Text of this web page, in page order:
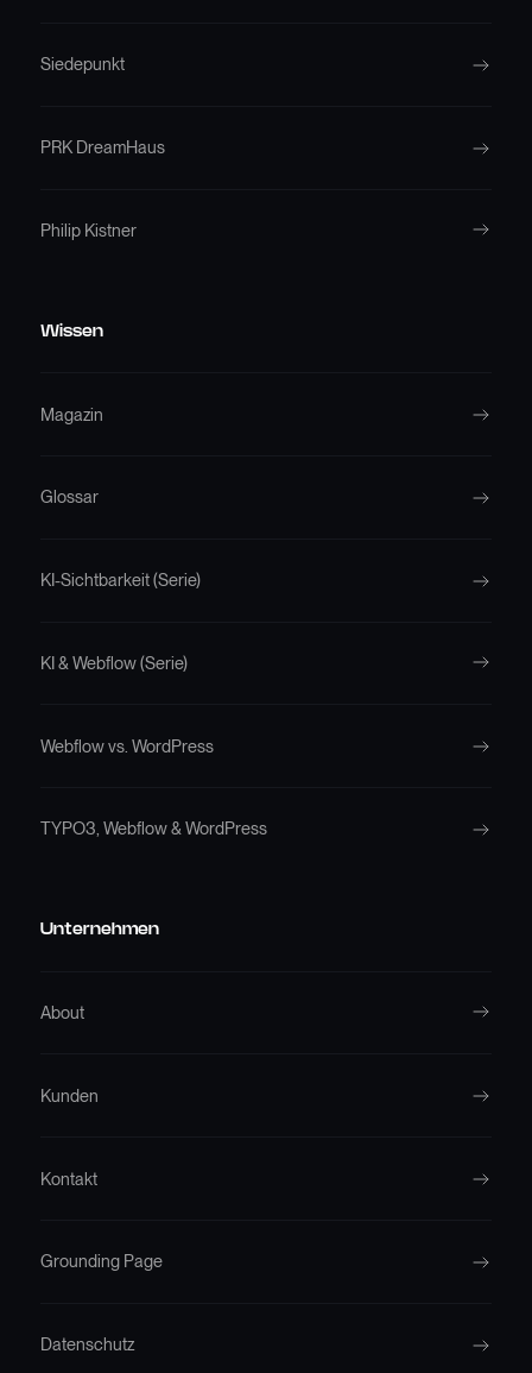
Siedepunkt
PRK DreamHaus
Philip Kistner
Wissen
Magazin
Glossar
KI-Sichtbarkeit (Serie)
KI & Webflow (Serie)
Webflow vs. WordPress
TYPO3, Webflow & WordPress
Unternehmen
About
Kunden
Kontakt
Grounding Page
Datenschutz